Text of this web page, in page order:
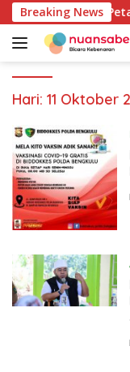
a
Breaking News
Kaur Mulai
Hari: 11 Oktober